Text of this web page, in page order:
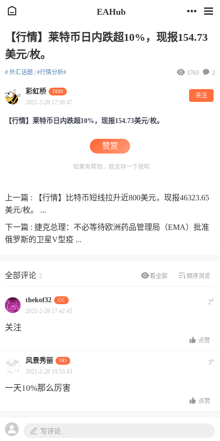
EAHub
【行情】莱特币日内跌超10%，现报154.73
美元/枚。
# 外汇话题 #行情分析# 2
1763
彩虹桥 DDD
2021-2-28 17:38:47
关注
【行情】莱特币日内跌超10%，现报154.73美元/枚。
赞赏
如果有帮助，就支持一下我呗
上一篇 :
【行情】比特币短线拉升近800美元，现报46323.65
美元/枚。 ...
下一篇 : 捷克总理：不必等待欧洲药品管理局（EMA）批准
俄罗斯的卫星V型疫 ...
看全部 倒序浏览
全部评论 2
thekof32 CC 2#
2021-2-28 17:42:45
关注
点赞
风景秀丽 DD 3#
2021-2-28 19:53:43
一天10%那么厉害
点赞
写评论...